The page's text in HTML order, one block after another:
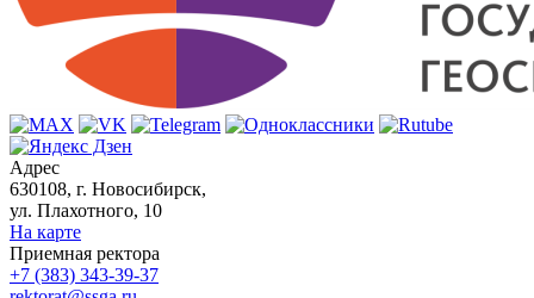
Адрес
630108, г. Новосибирск,
ул. Плахотного, 10
На карте
Приемная ректора
+7 (383) 343-39-37